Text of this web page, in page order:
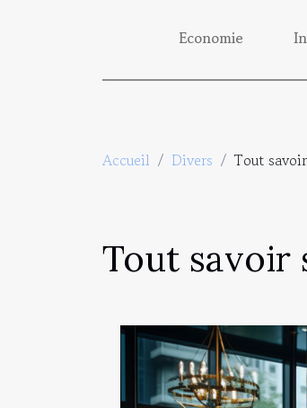
Economie
Accueil Divers Tout
Tout savoir